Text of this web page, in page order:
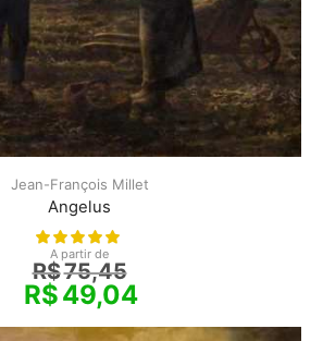
Jean-François Millet
Angelus
A partir de
R$75,45
R$49,04